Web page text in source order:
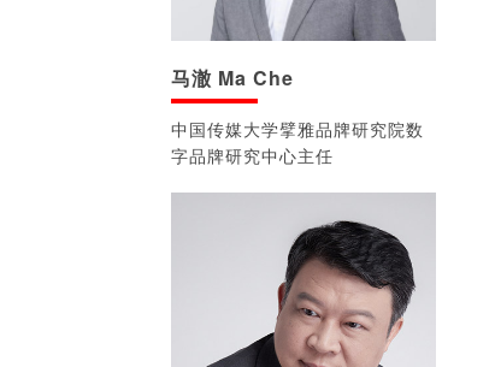
马澈 Ma Che
中国传媒大学擘雅品牌研究院数
字品牌研究中心主任